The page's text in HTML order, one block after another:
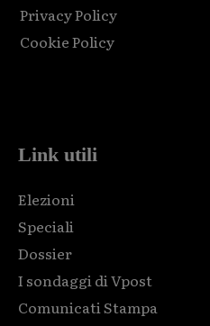
Privacy Policy
Cookie Policy
Link utili
Elezioni
Speciali
Dossier
I sondaggi di Vpost
Comunicati Stampa